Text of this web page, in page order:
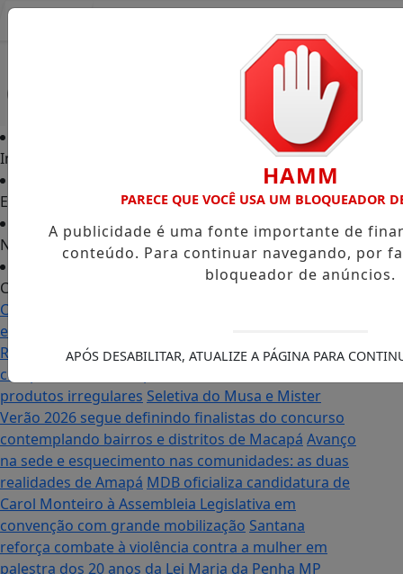
Início
Edições
Notícias
Contato
Carol Monteiro: trajetória política ganha destaque
em Porto Grande com atuação voltada ao município
Receita Federal anuncia mudanças no programa de
compras no exterior para evitar entrada de
produtos irregulares Seletiva do Musa e Mister
Verão 2026 segue definindo finalistas do concurso
contemplando bairros e distritos de Macapá Avanço
na sede e esquecimento nas comunidades: as duas
realidades de Amapá MDB oficializa candidatura de
Carol Monteiro à Assembleia Legislativa em
convenção com grande mobilização Santana
reforça combate à violência contra a mulher em
palestra dos 20 anos da Lei Maria da Penha MP
HAMM
PARECE QUE VOCÊ USA UM BLOQUEADOR
A publicidade é uma fonte importante de
conteúdo. Para continuar navegando, por
bloqueador de anúncios.
APÓS DESABILITAR, ATUALIZE A PÁGINA PARA